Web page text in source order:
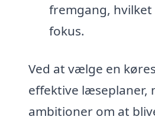
fremgang,
fokus.
Ved at vælge en
effektive læseplaner,
ambitioner om at